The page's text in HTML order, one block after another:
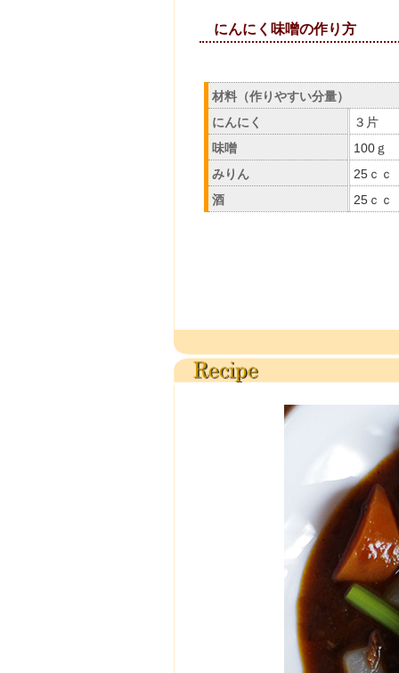
にんにく
材料（作りやすい分量）
にんにく
３片
味噌
100ｇ
みりん
25ｃｃ
酒
25ｃｃ